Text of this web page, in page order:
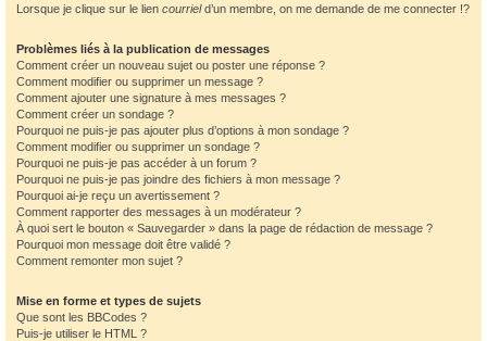
Lorsque je clique sur le lien courrield’un membre, on me demande de me connecter !?
Problèmes liés à la publication de messages
Comment créer un nouveau sujet ou poster une réponse ?
Comment modifier ou supprimer un message ?
Comment ajouter une signature à mes messages ?
Comment créer un sondage ?
Pourquoi ne puis-je pas ajouter plus d’options à mon sondage ?
Comment modifier ou supprimer un sondage ?
Pourquoi ne puis-je pas accéder à un forum ?
Pourquoi ne puis-je pas joindre des fichiers à mon message ?
Pourquoi ai-je reçu un avertissement ?
Comment rapporter des messages à un modérateur ?
À quoi sert le bouton « Sauvegarder » dans la page de rédaction de message ?
Pourquoi mon message doit être validé ?
Comment remonter mon sujet ?
Mise en forme et types de sujets
Que sont les BBCodes ?
Puis-je utiliser le HTML ?